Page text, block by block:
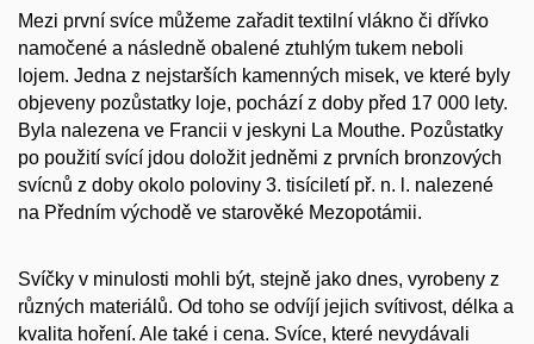
Mezi první svíce můžeme zařadit textilní vlákno či dřívko
namočené a následně obalené ztuhlým tukem neboli
lojem. Jedna z nejstarších kamenných misek, ve které byly
objeveny pozůstatky loje, pochází z doby před 17 000 lety.
Byla nalezena ve Francii v jeskyni La Mouthe. Pozůstatky
po použití svící jdou doložit jedněmi z prvních bronzových
svícnů z doby okolo poloviny 3. tisíciletí př. n. l. nalezené
na Předním východě ve starověké Mezopotámii.
Svíčky v minulosti mohli být, stejně jako dnes, vyrobeny z
různých materiálů. Od toho se odvíjí jejich svítivost, délka a
kvalita hoření. Ale také i cena. Svíce, které nevydávali